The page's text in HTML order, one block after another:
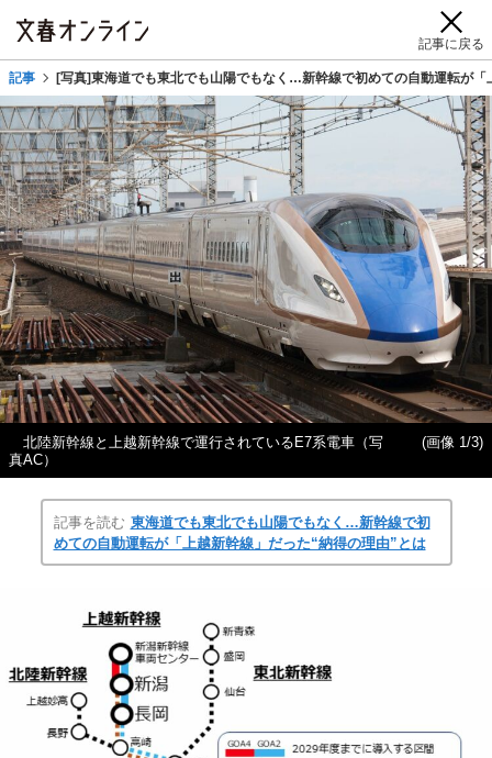
記事に戻る
記事 [写真]東海道でも東北でも山陽でもなく…新幹線で初めての自動運転が「
北陸新幹線と上越新幹線で運行されているE7系電車（写
真AC）
(画像 1/3)
記事を読む 東海道でも東北でも山陽でもなく…新幹線で初
めての自動運転が「上越新幹線」だった“納得の理由”とは